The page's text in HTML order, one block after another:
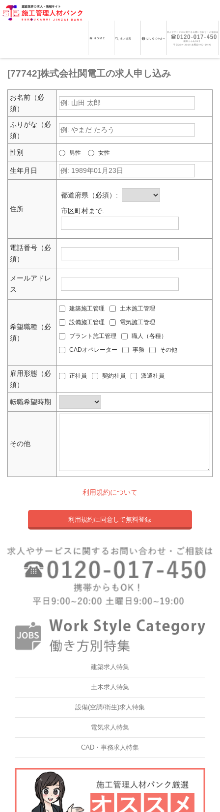
[77742]株式会社関電工の求人申し込み
お名前（必
須）
ふりがな（必
須）
性別 男性 女性
生年月日
住所
都道府県（必須）:
市区町村まで:
電話番号（必
須）
メールアドレ
ス
希望職種（必
須）
建築施工管理 土木施工管理
設備施工管理 電気施工管理
プラント施工管理 職人（各種）
CADオペレーター 事務 その他
雇用形態（必
須）
正社員 契約社員 派遣社員
転職希望時期
その他
利用規約について
利用規約に同意して無料登録
建築求人特集
土木求人特集
設備(空調/衛生)求人特集
電気求人特集
CAD・事務求人特集